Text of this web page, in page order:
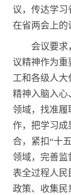
议，传达学习
在省两会上的
会议要求
议精神作为重
工和各级人大
精神入脑入心
领域，找准履
作，把学习成
合，紧扣“十
领域，完善
表全过程人
政策、收集民